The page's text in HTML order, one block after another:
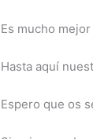
Es mucho
Hasta aquí
Espero que os